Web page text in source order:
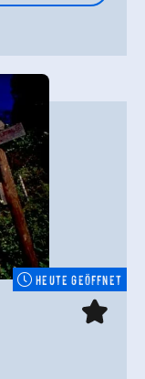
HEUTE GEÖFFNET